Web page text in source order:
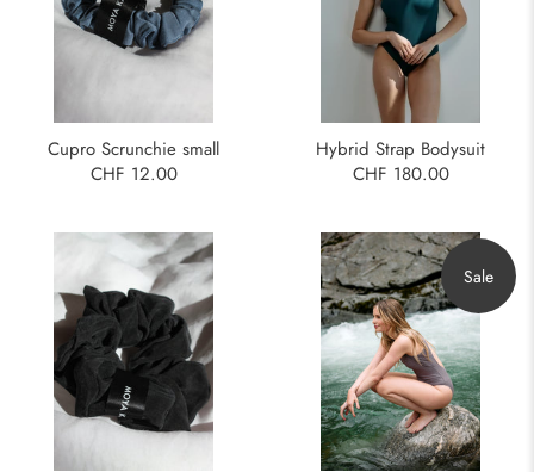
Cupro Scrunchie small
CHF 12.00
Hybrid Strap Bodysuit
CHF 180.00
Sale